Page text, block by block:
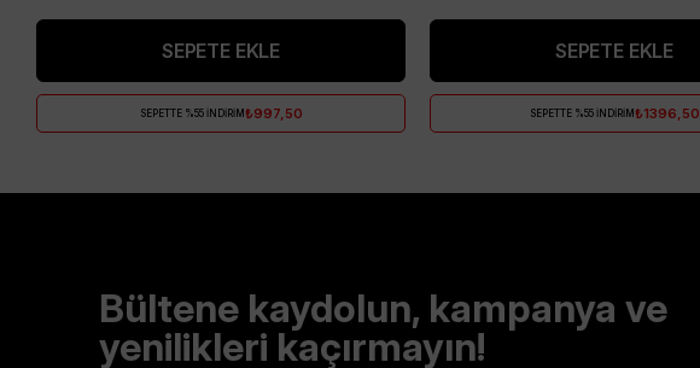
SEPETE EKLE
SEPETTE %55 İNDİRİM ₺997,50
SEPETE EKLE
SEPETTE %55 İNDİRİM ₺1396,50
Bültene kaydolun, kampanya ve
yenilikleri kaçırmayın!